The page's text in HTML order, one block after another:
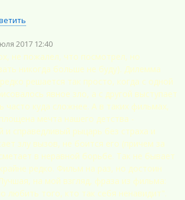
2017 12:40
не пожалел, что посмотрел, но
никогда больше не буду). Дилемма
решается так просто, когда с одной
явное зло, а с другой выступает
часто куда сложнее. А в таких фильмах,
мечта нашего детства -
и справедливый рыцарь без страха и
злу вызов, не боится его (причем за
в неравной борьбе. Так не бывает
редко. Фильм на раз, но достоин
на мой взгляд, фраза из фильма:
любить того, кто так себя ненавидит".